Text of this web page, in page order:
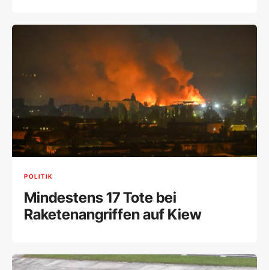
POLITIK
Mindestens 17 Tote bei
Raketenangriffen auf Kiew